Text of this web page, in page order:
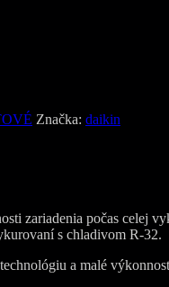
Značka: daikin
zariadenia počas celej
s chladivom R-32.
a malé